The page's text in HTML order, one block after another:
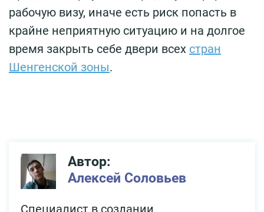
рабочую визу, иначе есть риск попасть в
крайне неприятную ситуацию и на долгое
время закрыть себе двери всех стран
Шенгенской зоны.
Автор:
Алексей Соловьев
Специалист в создании